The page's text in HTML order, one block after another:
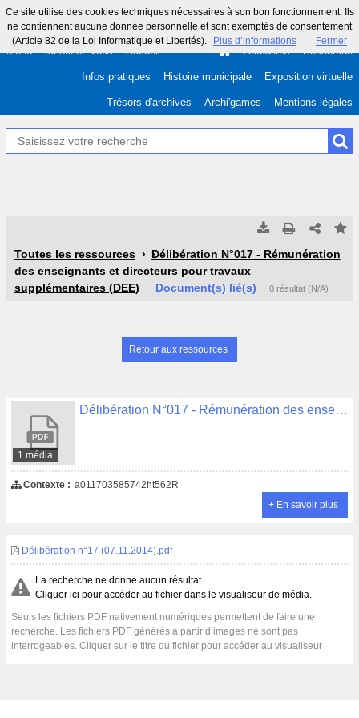
Ce site utilise des cookies techniques nécessaires à son bon fonctionnement. Ils
ne contiennent aucune donnée personnelle et sont exemptés de consentement
(Article 82 de la Loi Informatique et Libertés).
Plus d’informations Fermer
Menu Identifiez-vous Accueil Actualités Recherche
Infos pratiques Histoire municipale Exposition virtuelle
Trésors d'archives Archi'games Mentions légales
Tous les résultats(Max 250)
Cette page
Tous les résultats(Max 500)
Cette page
Toutes les ressources
Délibération N°017 - Rémunération
des enseignants et directeurs pour travaux
supplémentaires (DEE)
Document(s) lié(s) 0 résultat (N/A)
Retour aux ressources
1 média
Délibération N°017 - Rémunération des enseignants et directeurs pour travaux supplémentaires (DEE)
Contexte : a011703585742ht562R
+ En savoir plus
Délibération n°17 (07.11.2014).pdf
La recherche ne donne aucun résultat.
Cliquer ici pour accéder au fichier dans le visualiseur de média.
Seuls les fichiers PDF nativement numériques permettent de faire une
recherche. Les fichiers PDF générés à partir d’images ne sont pas
interrogeables. Cliquer sur le titre du fichier pour accéder au visualiseur